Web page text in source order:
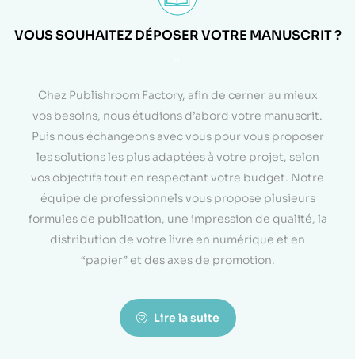
VOUS SOUHAITEZ DÉPOSER VOTRE MANUSCRIT ?
Chez Publishroom Factory, afin de cerner au mieux
vos besoins, nous étudions d’abord votre manuscrit.
Puis nous échangeons avec vous pour vous proposer
les solutions les plus adaptées à votre projet, selon
vos objectifs tout en respectant votre budget. Notre
équipe de professionnels vous propose plusieurs
formules de publication, une impression de qualité, la
distribution de votre livre en numérique et en
“papier” et des axes de promotion.
Lire la suite